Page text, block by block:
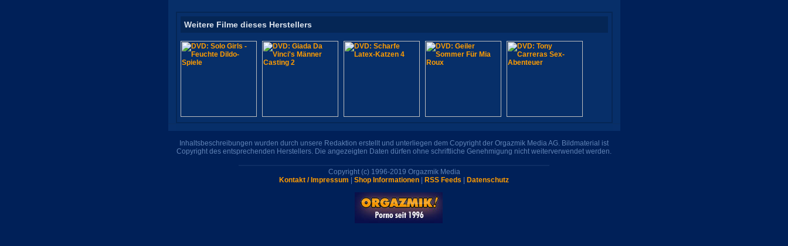
Weitere Filme dieses Herstellers
Inhaltsbeschreibungen wurden durch unsere Redaktion erstellt und unterliegen dem Copyright der Orgazmik Media AG. Bildmaterial ist
Copyright des entsprechenden Herstellers. Die angezeigten Daten dürfen ohne schriftliche Genehmigung nicht weiterverwendet werden.
Copyright (c) 1996-2019 Orgazmik Media
Kontakt / Impressum
Shop Informationen RSS Feeds Datenschutz